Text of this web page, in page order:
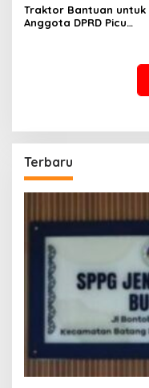
Traktor Bantuan untuk
Anggota DPRD Picu
Terbaru